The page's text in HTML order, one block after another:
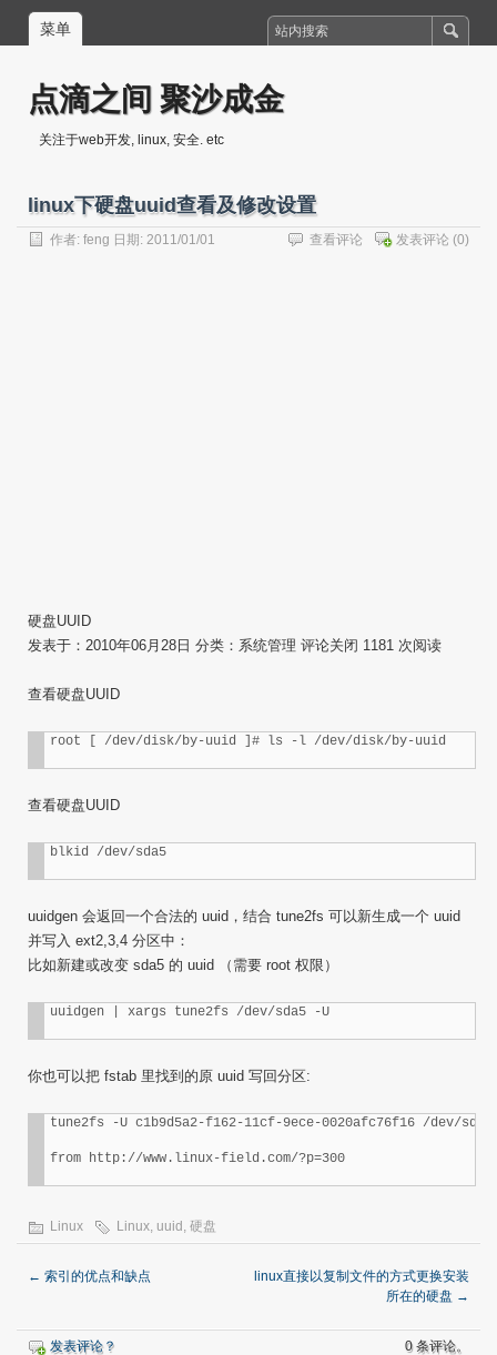
菜单
点滴之间 聚沙成金
关注于web开发, linux, 安全. etc
linux下硬盘uuid查看及修改设置
作者: feng 日期: 2011/01/01 发表评论 (0)
查看评论
硬盘UUID
发表于：2010年06月28日 分类：系统管理 评论关闭 1181 次阅读
查看硬盘UUID
root [ /dev/disk/by-uuid ]# ls -l /dev/disk/by-uuid
查看硬盘UUID
blkid /dev/sda5
uuidgen 会返回一个合法的 uuid，结合 tune2fs 可以新生成一个 uuid
并写入 ext2,3,4 分区中：
比如新建或改变 sda5 的 uuid （需要 root 权限）
uuidgen | xargs tune2fs /dev/sda5 -U
你也可以把 fstab 里找到的原 uuid 写回分区:
tune2fs -U c1b9d5a2-f162-11cf-9ece-0020afc76f16 /dev/sda5
from http://www.linux-field.com/?p=300
Linux Linux, uuid , 硬盘
← 索引的优点和缺点
linux直接以复制文件的方式更换安装
所在的硬盘 →
发表评论？ 0 条评论。